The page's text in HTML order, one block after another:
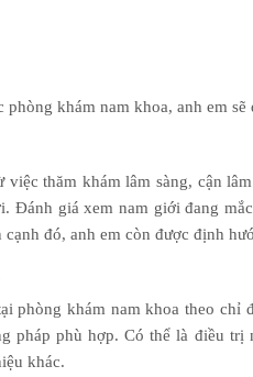
khám nam khoa, anh em
thăm khám lâm sàng, cận
Đánh giá xem nam giới đang
đó, anh em còn được định
phòng khám nam khoa theo chỉ
pháp phù hợp. Có thể là điều
khác.